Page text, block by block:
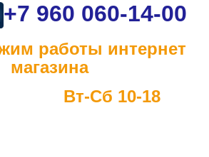
+7 960 060-14-00
интернет
магазина
10-18